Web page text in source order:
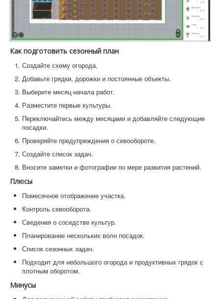
Как подготовить сезонный план
Создайте схему огорода.
Добавьте грядки, дорожки и постоянные объекты.
Выберите месяц начала работ.
Разместите первые культуры.
Переключайтесь между месяцами и добавляйте следующие
посадки.
Проверяйте предупреждения о севообороте.
Создайте список задач.
Вносите заметки и фотографии по мере развития растений.
Плюсы
Помесячное отображение участка.
Контроль севооборота.
Сведения о соседстве культур.
Планирование нескольких волн посадок.
Список сезонных задач.
Подходит для небольшого огорода и продуктивных грядок с
плотным оборотом.
Минусы